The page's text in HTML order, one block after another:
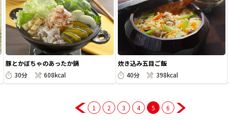
豚とかぼちゃのあったか鍋
30分
608kcal
炊き込み五目ご飯
40分
398kcal
1 2 3 4 5 6